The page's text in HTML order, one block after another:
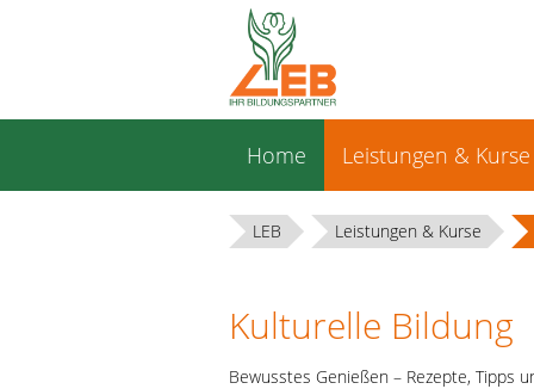
überspringen
Home Leistungen & Kurse
LEB Leistungen & Kurse
Kulturelle Bildung
Bewusstes Genießen – Rezepte, Tipps